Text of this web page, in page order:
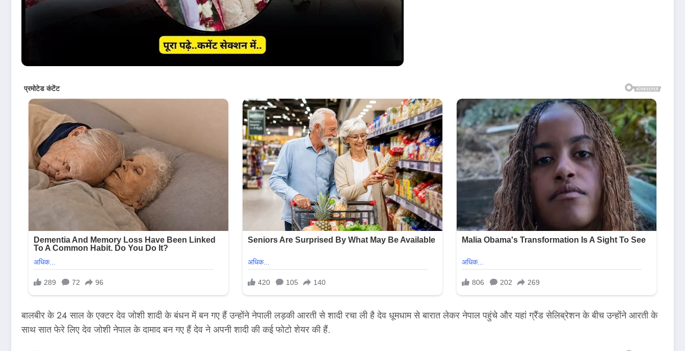
बालबीर के 24 साल के एक्टर देव जोशी शादी के बंधन में बन गए हैं उन्होंने नेपाली लड़की आरती से शादी रचा ली है देव धूमधाम से बारात लेकर नेपाल पहुंचे और यहां ग्रैंड सेलिब्रेशन के बीच उन्होंने आरती के
साथ सात फेरे लिए देव जोशी नेपाल के दामाद बन गए हैं देव ने अपनी शादी की कई फोटो शेयर की हैं.